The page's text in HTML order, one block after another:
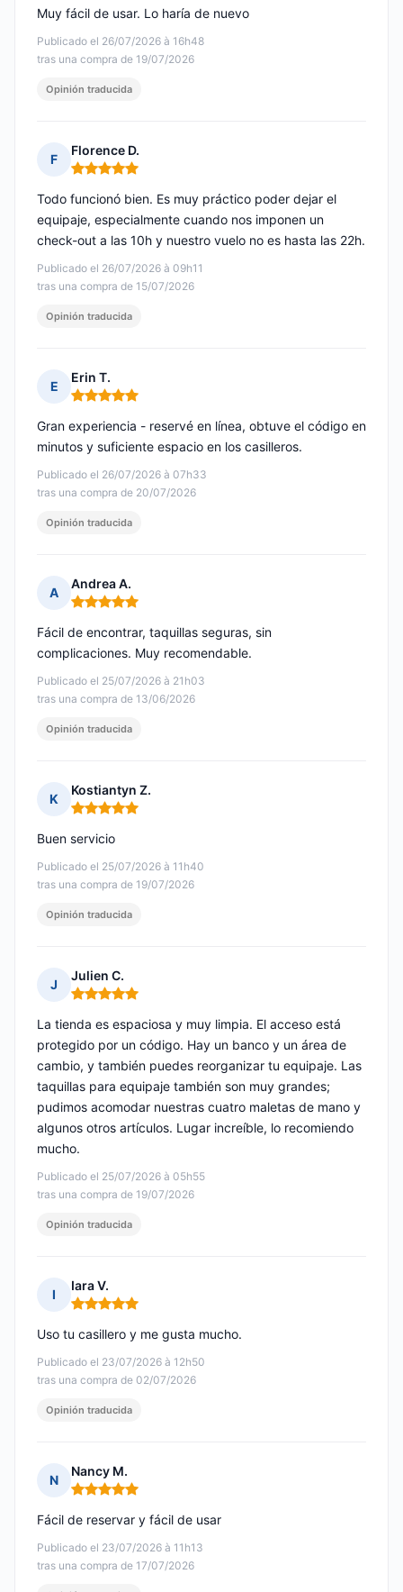
Publicado el 26/07/2026 à 16h48
tras una compra de 19/07/2026
Muy fácil de usar. Lo haría de nuevo
Opinión traducida
F
Florence D.
Nota: 5 de 5
Publicado el 26/07/2026 à 09h11
tras una compra de 15/07/2026
Todo funcionó bien. Es muy práctico poder dejar el
equipaje, especialmente cuando nos imponen un
check-out a las 10h y nuestro vuelo no es hasta las 22h.
Opinión traducida
E
Erin T.
Nota: 5 de 5
Publicado el 26/07/2026 à 07h33
tras una compra de 20/07/2026
Gran experiencia - reservé en línea, obtuve el código en
minutos y suficiente espacio en los casilleros.
Opinión traducida
A
Andrea A.
Nota: 5 de 5
Publicado el 25/07/2026 à 21h03
tras una compra de 13/06/2026
Fácil de encontrar, taquillas seguras, sin
complicaciones. Muy recomendable.
Opinión traducida
K
Kostiantyn Z.
Nota: 5 de 5
Publicado el 25/07/2026 à 11h40
tras una compra de 19/07/2026
Buen servicio
Opinión traducida
J
Julien C.
Nota: 5 de 5
Publicado el 25/07/2026 à 05h55
tras una compra de 19/07/2026
La tienda es espaciosa y muy limpia. El acceso está
protegido por un código. Hay un banco y un área de
cambio, y también puedes reorganizar tu equipaje. Las
taquillas para equipaje también son muy grandes;
pudimos acomodar nuestras cuatro maletas de mano y
algunos otros artículos. Lugar increíble, lo recomiendo
mucho.
Opinión traducida
I
Iara V.
Nota: 5 de 5
Publicado el 23/07/2026 à 12h50
tras una compra de 02/07/2026
Uso tu casillero y me gusta mucho.
Opinión traducida
N
Nancy M.
Nota: 5 de 5
Publicado el 23/07/2026 à 11h13
tras una compra de 17/07/2026
Fácil de reservar y fácil de usar